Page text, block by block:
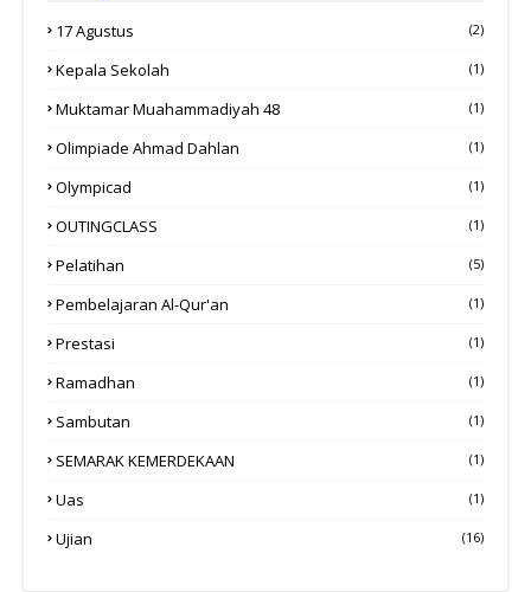
17 Agustus (2)
Kepala Sekolah (1)
Muktamar Muahammadiyah 48 (1)
Olimpiade Ahmad Dahlan (1)
Olympicad (1)
OUTINGCLASS (1)
Pelatihan (5)
Pembelajaran Al-Qur'an (1)
Prestasi (1)
Ramadhan (1)
Sambutan (1)
SEMARAK KEMERDEKAAN (1)
Uas (1)
Ujian (16)